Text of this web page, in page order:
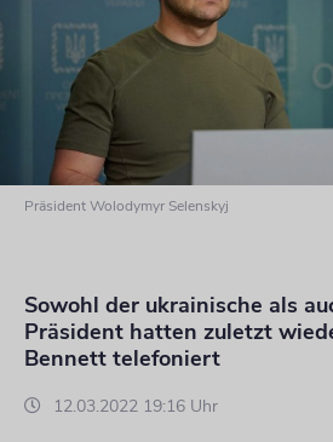
Präsident Wolodymyr Selenskyj
Sowohl der ukrainische als
Präsident hatten zuletzt
Bennett telefoniert
12.03.2022 19:16 Uhr